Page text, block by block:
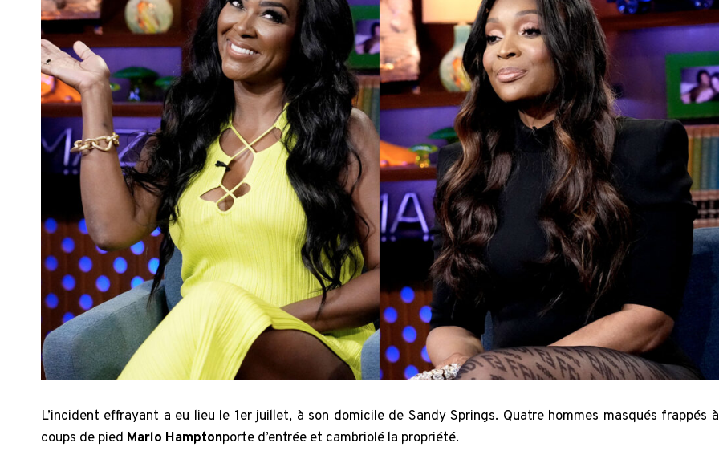
L’incident effrayant a eu lieu le 1er juillet, à son domicile de Sandy Springs. Quatre hommes masqués frappés à
coups de pied Marlo Hamptonporte d’entrée et cambriolé la propriété.